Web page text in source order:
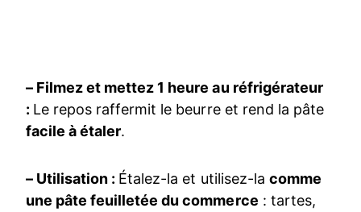
– Filmez et mettez 1 heure au réfrigérateur
: Le repos raffermit le beurre et rend la pâte
facile à étaler.
– Utilisation : Étalez-la et utilisez-la comme
une pâte feuilletée du commerce : tartes,